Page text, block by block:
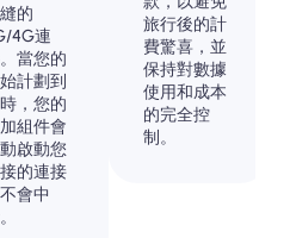
的
4G連
當您的
計劃到
，您的
組件會
啟動您
的連接
會中
旅行後的計
費驚喜，並
保持對數據
使用和成本
的完全控
制。